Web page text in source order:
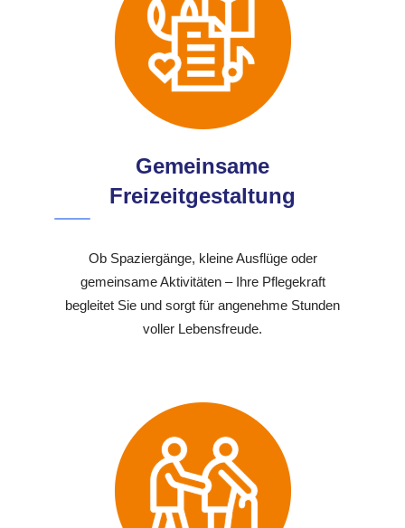
Gemeinsame
Freizeitgestaltung
Ob Spaziergänge, kleine Ausflüge oder
gemeinsame Aktivitäten – Ihre Pflegekraft
begleitet Sie und sorgt für angenehme Stunden
voller Lebensfreude.